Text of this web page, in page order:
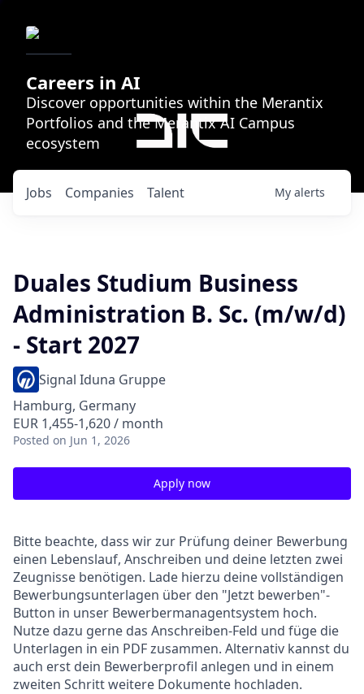
Careers in AI
Discover opportunities within the Merantix
Portfolios and the Merantix AI Campus
ecosystem
Jobs Companies Talent My alerts
Duales Studium Business
Administration B. Sc. (m/w/d)
- Start 2027
Signal Iduna Gruppe
Hamburg, Germany
EUR 1,455-1,620 / month
Posted on Jun 1, 2026
Apply now
Bitte beachte, dass wir zur Prüfung deiner Bewerbung
einen Lebenslauf, Anschreiben und deine letzten zwei
Zeugnisse benötigen. Lade hierzu deine vollständigen
Bewerbungsunterlagen über den "Jetzt bewerben"-
Button in unser Bewerbermanagentsystem hoch.
Nutze dazu gerne das Anschreiben-Feld und füge die
Unterlagen in ein PDF zusammen. Alternativ kannst du
auch erst dein Bewerberprofil anlegen und in einem
zweiten Schritt weitere Dokumente hochladen.